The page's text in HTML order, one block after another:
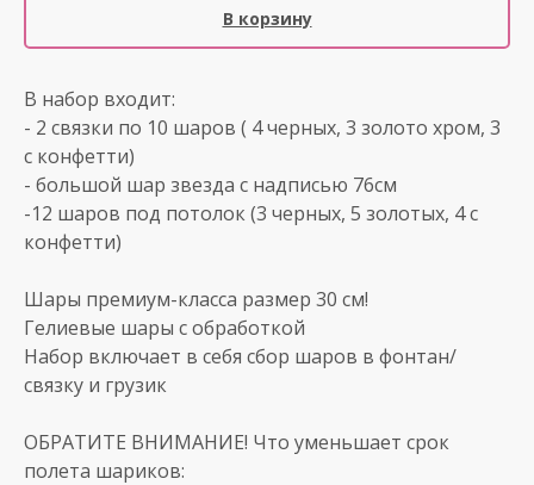
В корзину
В набор входит:
- 2 связки по 10 шаров ( 4 черных, 3 золото хром, 3
с конфетти)
- большой шар звезда с надписью 76см
-12 шаров под потолок (3 черных, 5 золотых, 4 с
конфетти)
Шары премиум-класса размер 30 см!
Гелиевые шары с обработкой
Набор включает в себя сбор шаров в фонтан/
связку и грузик
ОБРАТИТЕ ВНИМАНИЕ! Что уменьшает срок
полета шариков: